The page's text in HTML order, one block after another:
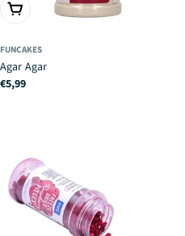
IN DEN WARENKORB
FUNCAKES
Agar Agar
Regulärer
€5,99